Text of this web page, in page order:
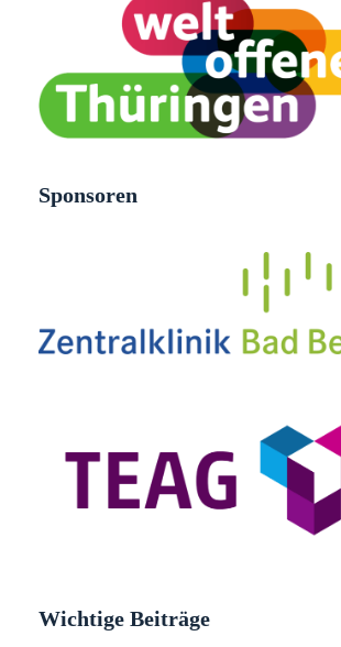
Sponsoren
Wichtige Beiträge